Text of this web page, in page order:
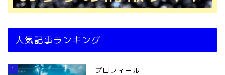
人気記事ランキング
1 プロフィール